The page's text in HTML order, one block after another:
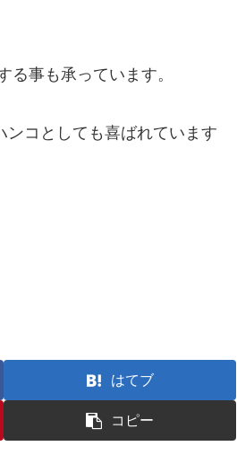
事も承っています。
コとしても喜ばれています
はてブ
コピー